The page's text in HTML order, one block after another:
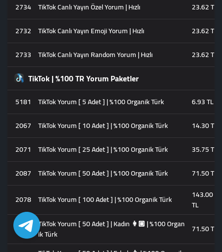
2734 TikTok Canlı Yayın Özel Yorum | Hızlı
23.62 TL
2732 TikTok Canlı Yayın Emoji Yorum | Hızlı
23.62 TL
2733 TikTok Canlı Yayın Random Yorum | Hızlı 23.62 TL
TikTok | %100 TR Yorum Paketler
5181 TikTok Yorum [ 5 Adet ] | %100 Organik Türk
6.93 TL
2067 TikTok Yorum [ 10 Adet ] | %100 Organik Türk
14.30 TL
2071
TikTok Yorum [ 25 Adet ] | %100 Organik Türk
35.75 TL
2087 TikTok Yorum [ 50 Adet ] | %100 Organik Türk 71.50 TL
2078 TikTok Yorum [ 100 Adet ] | %100 Organik Türk
143.00
TL
2089 TikTok Yorum [ 50 Adet ] | Kadın 👩🏼 | %100 Organ
ik Türk
71.50 TL